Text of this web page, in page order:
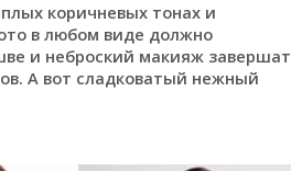
коричневых тонах и
в любом виде должно
и неброский макияж завершат
А вот сладковатый нежный